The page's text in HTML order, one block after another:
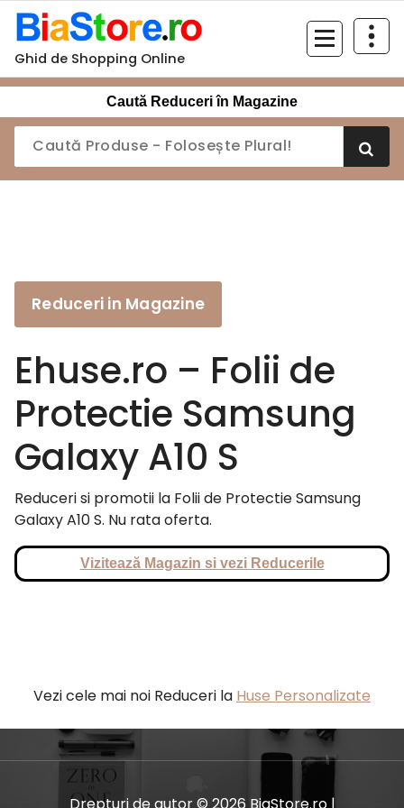
Sari
conținut
Ghid de Shopping Online
Caută Reduceri în Magazine
Reduceri in Magazine
Ehuse.ro – Folii de
Protectie Samsung
Galaxy A10 S
Reduceri si promotii la Folii de Protectie Samsung
Galaxy A10 S. Nu rata oferta.
Vizitează Magazin si vezi Reducerile
Vezi cele mai noi Reduceri la Huse Personalizate